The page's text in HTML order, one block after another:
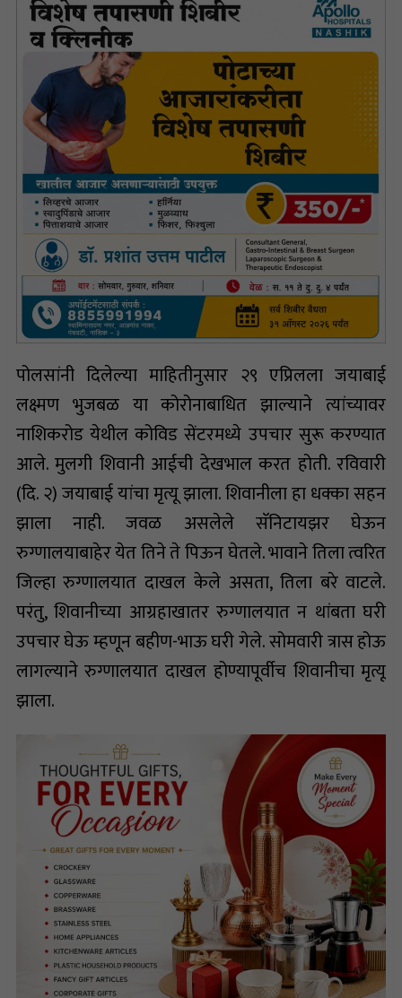
पोलसांनी दिलेल्या माहितीनुसार २९ एप्रिलला जयाबाई
लक्ष्मण भुजबळ या कोरोनाबाधित झाल्याने त्यांच्यावर
नाशिकरोड येथील कोविड सेंटरमध्ये उपचार सुरू करण्यात
आले. मुलगी शिवानी आईची देखभाल करत होती. रविवारी
(दि. २) जयाबाई यांचा मृत्यू झाला. शिवानीला हा धक्का सहन
झाला नाही. जवळ असलेले सॅनिटायझर घेऊन
रुग्णालयाबाहेर येत तिने ते पिऊन घेतले. भावाने तिला त्वरित
जिल्हा रुग्णालयात दाखल केले असता, तिला बरे वाटले.
परंतु, शिवानीच्या आग्रहाखातर रुग्णालयात न थांबता घरी
उपचार घेऊ म्हणून बहीण-भाऊ घरी गेले. सोमवारी त्रास होऊ
लागल्याने रुग्णालयात दाखल होण्यापूर्वीच शिवानीचा मृत्यू
झाला.